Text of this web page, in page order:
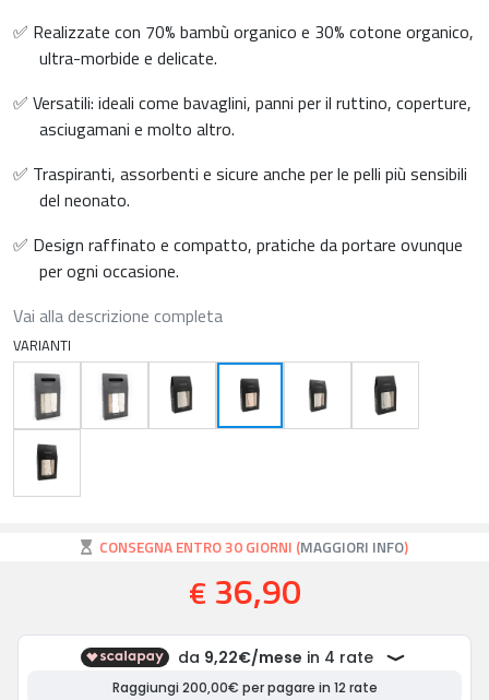
✅ Realizzate con 70% bambù organico e 30% cotone organico,
ultra-morbide e delicate.
✅ Versatili: ideali come bavaglini, panni per il ruttino, coperture,
asciugamani e molto altro.
✅ Traspiranti, assorbenti e sicure anche per le pelli più sensibili
del neonato.
✅ Design raffinato e compatto, pratiche da portare ovunque
per ogni occasione.
Vai alla descrizione completa
VARIANTI
CONSEGNA ENTRO 30 GIORNI (MAGGIORI INFO)
€ 36,90